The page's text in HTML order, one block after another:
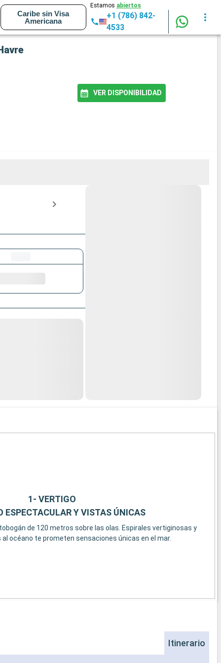
Caribe sin Visa
Americana
Estamos abiertos
+1 (786) 842-
4533
VER DISPONIBILIDAD
1- VERTIGO
ESPECTACULAR Y VISTAS ÚNICAS
de 120 metros sobre las olas. Espirales vertiginosas y
océano te prometen sensaciones únicas en el mar.
Itinerario